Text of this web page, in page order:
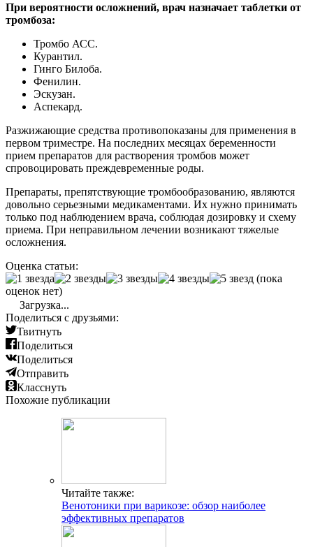
При вероятности осложнений, врач назначает таблетки от
тромбоза:
Тромбо АСС.
Курантил.
Гинго Билоба.
Фенилин.
Эскузан.
Аспекард.
Разжижающие средства противопоказаны для применения в
первом триместре. На последних месяцах беременности
прием препаратов для растворения тромбов может
спровоцировать преждевременные роды.
Препараты, препятствующие тромбообразованию, являются
довольно серьезными медикаментами. Их нужно принимать
только под наблюдением врача, соблюдая дозировку и схему
приема. При неправильном лечении возникают тяжелые
осложнения.
Оценка статьи:
(пока
оценок нет)
Загрузка...
Поделиться с друзьями:
Твитнуть
Поделиться
Поделиться
Отправить
Класснуть
Похожие публикации
Читайте также:
Венотоники при варикозе: обзор наиболее
эффективных препаратов